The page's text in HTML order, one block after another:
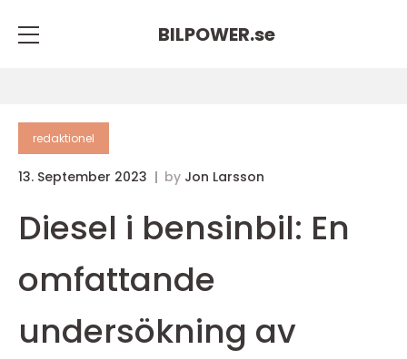
BILPOWER.se
redaktionel
13. September 2023 by Jon Larsson
Diesel i bensinbil: En
omfattande
undersökning av